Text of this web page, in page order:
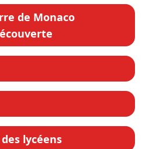
de Monaco
lycéens